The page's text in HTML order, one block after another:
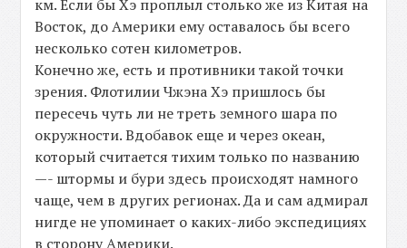
км. Если бы Хэ проплыл столько же из Китая на
Восток, до Америки ему оставалось бы всего
несколько сотен километров.
Конечно же, есть и противники такой точки
зрения. Флотилии Чжэна Хэ пришлось бы
пересечь чуть ли не треть земного шара по
окружности. Вдобавок еще и через океан,
который считается тихим только по названию
—- штормы и бури здесь происходят намного
чаще, чем в других регионах. Да и сам адмирал
нигде не упоминает о каких-либо экспедициях
в сторону Америки.